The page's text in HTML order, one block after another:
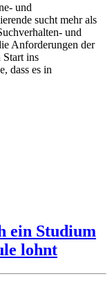
und
sucht mehr als
und
Anforderungen der
Start ins
dass es in
ein Studium
lohnt